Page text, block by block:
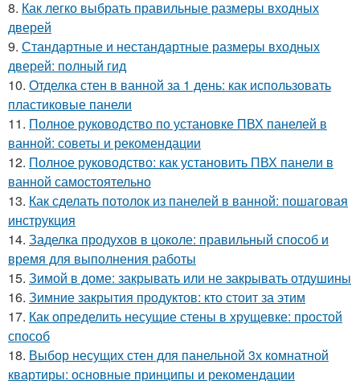
8. Как легко выбрать правильные размеры входных
дверей
9. Стандартные и нестандартные размеры входных
дверей: полный гид
10. Отделка стен в ванной за 1 день: как использовать
пластиковые панели
11. Полное руководство по установке ПВХ панелей в
ванной: советы и рекомендации
12. Полное руководство: как установить ПВХ панели в
ванной самостоятельно
13. Как сделать потолок из панелей в ванной: пошаговая
инструкция
14. Заделка продухов в цоколе: правильный способ и
время для выполнения работы
15. Зимой в доме: закрывать или не закрывать отдушины
16. Зимние закрытия продуктов: кто стоит за этим
17. Как определить несущие стены в хрущевке: простой
способ
18. Выбор несущих стен для панельной 3х комнатной
квартиры: основные принципы и рекомендации